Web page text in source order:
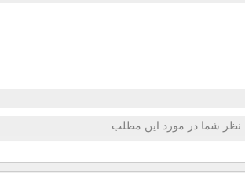
نظر شما در مورد این مطلب